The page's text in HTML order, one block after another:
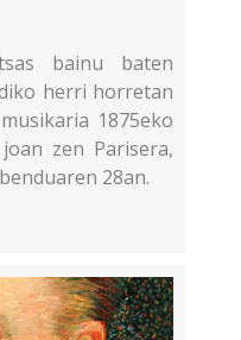
bainu baten
herri horretan
1875eko
zen Parisera,
28an.